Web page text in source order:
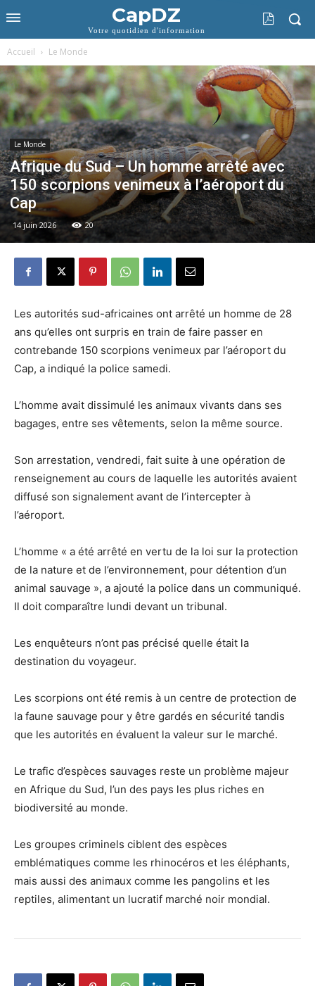
CapDZ
Votre quotidien d'information
Accueil Le Monde
Le Monde
Afrique du Sud – Un homme arrêté avec
150 scorpions venimeux à l’aéroport du
Cap
14 juin 2026 20
Les autorités sud-africaines ont arrêté un homme de 28
ans qu’elles ont surpris en train de faire passer en
contrebande 150 scorpions venimeux par l’aéroport du
Cap, a indiqué la police samedi.
L’homme avait dissimulé les animaux vivants dans ses
bagages, entre ses vêtements, selon la même source.
Son arrestation, vendredi, fait suite à une opération de
renseignement au cours de laquelle les autorités avaient
diffusé son signalement avant de l’intercepter à
l’aéroport.
L’homme « a été arrêté en vertu de la loi sur la protection
de la nature et de l’environnement, pour détention d’un
animal sauvage », a ajouté la police dans un communiqué.
Il doit comparaître lundi devant un tribunal.
Les enquêteurs n’ont pas précisé quelle était la
destination du voyageur.
Les scorpions ont été remis à un centre de protection de
la faune sauvage pour y être gardés en sécurité tandis
que les autorités en évaluent la valeur sur le marché.
Le trafic d’espèces sauvages reste un problème majeur
en Afrique du Sud, l’un des pays les plus riches en
biodiversité au monde.
Les groupes criminels ciblent des espèces
emblématiques comme les rhinocéros et les éléphants,
mais aussi des animaux comme les pangolins et les
reptiles, alimentant un lucratif marché noir mondial.